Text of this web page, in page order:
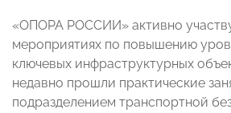
«ОПОРА РОССИИ» активно
мероприятиях по повышению
ключевых инфраструктурных
недавно прошли практические
подразделением транспортной